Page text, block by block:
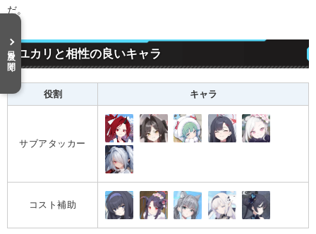
だ。
ユカリと相性の良いキャラ
役割 キャラ
サブアタッカー
コスト補助
目次を開く